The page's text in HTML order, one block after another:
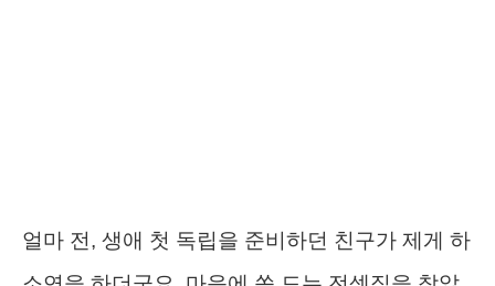
얼마 전, 생애 첫 독립을 준비하던 친구가 제게 하